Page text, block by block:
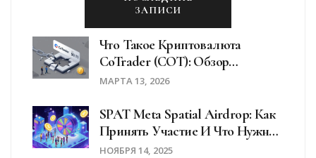
ЗАПИСИ
Что Такое Криптовалюта
CoTrader (COT): Обзор
Платформы И Её Текущее
МАРТА 13, 2026
SPAT Meta Spatial Airdrop: Как
Принять Участие И Что Нужно
Знать В 2025 Году
НОЯБРЯ 14, 2025